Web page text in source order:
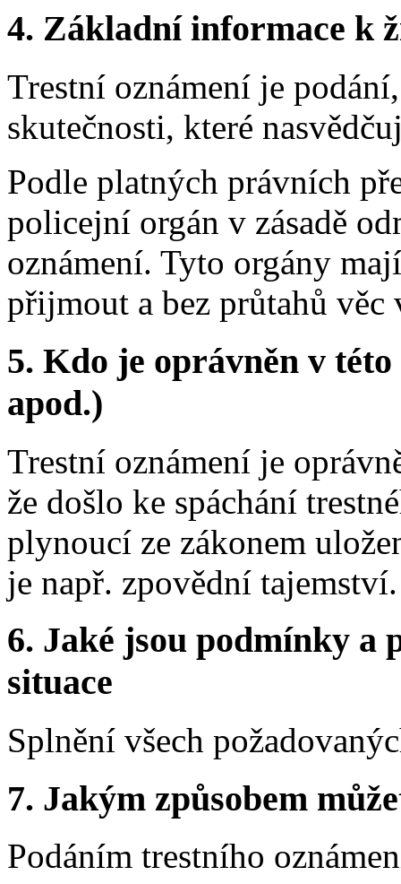
4. Základní informace k
Trestní oznámení je
skutečnosti, které
Podle platných právních
policejní orgán v zásadě
oznámení. Tyto orgány
přijmout a bez průtahů věc
5. Kdo je oprávněn v
apod.)
Trestní oznámení je
že došlo ke spáchání
plynoucí ze zákonem
je např. zpovědní tajemství.
6. Jaké jsou podmínky a
situace
Splnění všech
7. Jakým způsobem
Podáním trestního